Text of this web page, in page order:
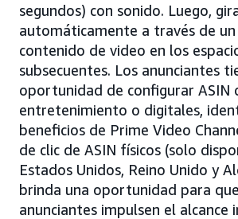
segundos) con sonido. Luego,
automáticamente a través de un
contenido de video en los
subsecuentes. Los anunciantes
oportunidad de configurar ASIN
entretenimiento o digitales,
beneficios de Prime Video
de clic de ASIN físicos (solo
Estados Unidos, Reino Unido y
brinda una oportunidad para
anunciantes impulsen el alcance